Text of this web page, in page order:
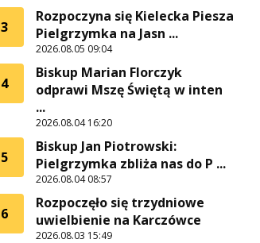
3
Rozpoczyna się Kielecka Piesza
Pielgrzymka na Jasn ...
2026.08.05 09:04
4
Biskup Marian Florczyk
odprawi Mszę Świętą w inten
...
2026.08.04 16:20
5
Biskup Jan Piotrowski:
Pielgrzymka zbliża nas do P ...
2026.08.04 08:57
6
Rozpoczęło się trzydniowe
uwielbienie na Karczówce
2026.08.03 15:49